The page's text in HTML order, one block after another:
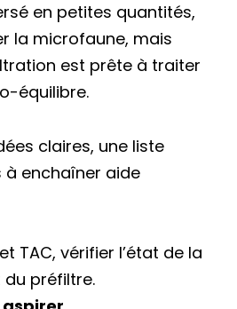
en petites quantités,
la microfaune, mais
est prête à traiter
équilibre.
claires, une liste
enchaîner aide
TAC, vérifier l’état de la
préfiltre.